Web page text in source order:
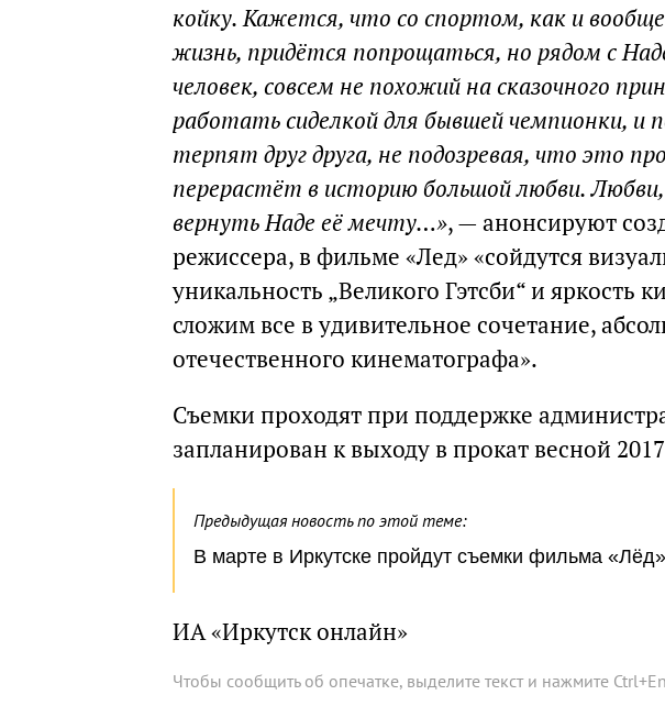
койку. Кажется, что со спортом, как и
жизнь, придётся попрощаться, но рядом с
человек, совсем не похожий на сказочного
работать сиделкой для бывшей чемпионки, и
терпят друг друга, не подозревая, что это
перерастёт в историю большой любви.
вернуть Наде её мечту…», — анонсируют
режиссера, в фильме «Лед» «сойдутся
уникальность „Великого Гэтсби“ и яркость
сложим все в удивительное сочетание,
отечественного кинематографа».
Съемки проходят при поддержке
запланирован к выходу в прокат весной
Предыдущая новость по этой теме:
В марте в Иркутске пройдут съемки фильма
ИА «Иркутск онлайн»
Чтобы сообщить об опечатке, выделите текст и нажмите Ctrl+